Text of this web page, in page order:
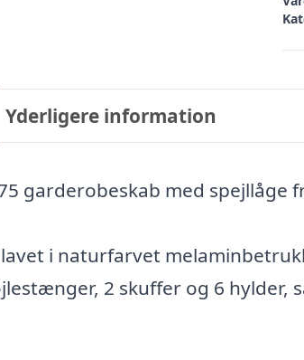
Yderligere information
garderobeskab med spejllåge
i naturfarvet
2 skuffer og 6 hylder,